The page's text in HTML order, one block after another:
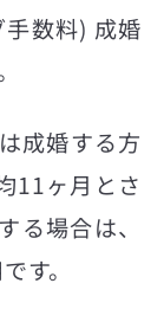
数料) 成婚
成婚する方
11ヶ月とさ
る場合は、
す。